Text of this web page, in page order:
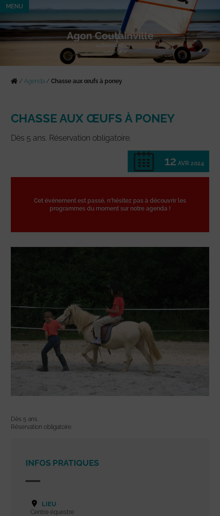
MENU
/Agenda /Chasse aux œufs à poney
CHASSE AUX ŒUFS À PONEY
Dès 5 ans. Réservation obligatoire.
12 AVR 2024
Cet événement est passé, n'hésitez pas à découvrir les
programmes du moment sur notre agenda !
Dès 5 ans.
Réservation obligatoire.
INFOS PRATIQUES
LIEU
Centre équestre